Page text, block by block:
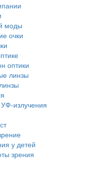
моды
очки
оптики
линзы
излучения
у детей
зрения